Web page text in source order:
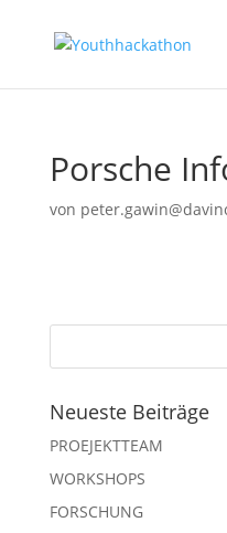
Porsche
von
Neueste Beiträge
PROEJEKTTEAM
WORKSHOPS
FORSCHUNG